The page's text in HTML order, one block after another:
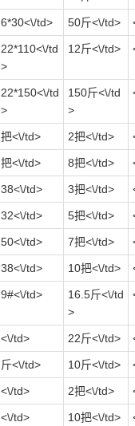
6*30<\/td> 50斤<\/td>
22*110<\/td
>
12斤<\/td>
22*150<\/td
>
150斤<\/td
>
把<\/td> 2把<\/td>
把<\/td> 8把<\/td>
38<\/td> 3把<\/td>
32<\/td> 5把<\/td>
50<\/td> 7把<\/td>
38<\/td> 10把<\/td>
9#<\/td>
16.5斤<\/td
>
<\/td> 22斤<\/td>
斤<\/td> 10斤<\/td>
<\/td> 2把<\/td>
<\/td> 10把<\/td>